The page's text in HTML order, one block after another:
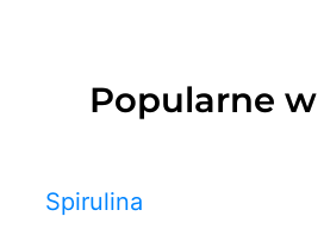
Popularne
Spirulina